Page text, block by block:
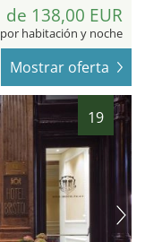
de 138,00 EUR
por habitación y noche
Mostrar oferta
19